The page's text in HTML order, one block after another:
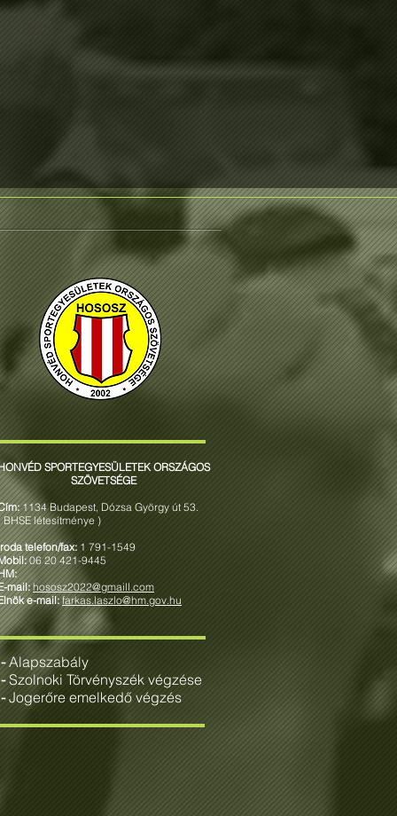
SPORTEGYESÜLETEK ORSZÁGOS
SZÖVETSÉGE
1134 Budapest, Dózsa György út 53.
BHSE létesítménye )
telefon/fax: 1 791-1549
06 20 421-9445
mail:hososz2022@gmaill.com
e-mail:farkas.laszlo@hm.gov.hu
-Alapszabály
-Szolnoki Törvényszék végzése
-Jogerőre emelkedő végzés